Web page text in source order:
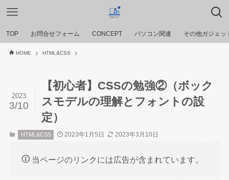
TOP お問合せフォーム CONCEPT パソコン関連 その他ガジェッ
HOME HTML&CSS
【初心者】CSSの勉強②（ボック
スモデルの理解とフォントの設
定）
2023
3/10
HTML&CSS 2023年1月5日 2023年3月10日
当ページのリンクには広告が含まれています。